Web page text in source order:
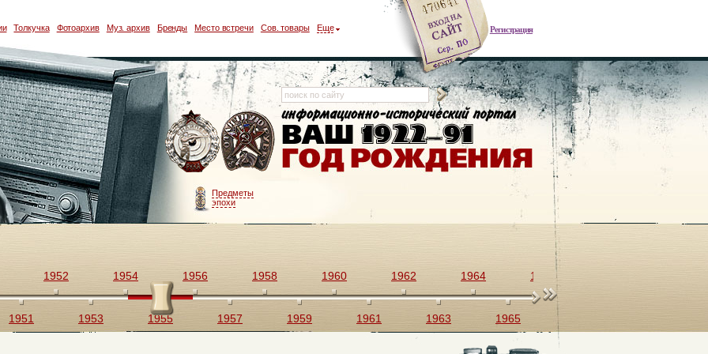
Регистрация
Толкучка Фотоархив Муз. архив Бренды Место встречи Сов. товары Еще
Предметы
эпохи
1951
1952
1953
1954
1955
1956
1957
1958
1959
1960
1961
1962
1963
1964
1965
1966